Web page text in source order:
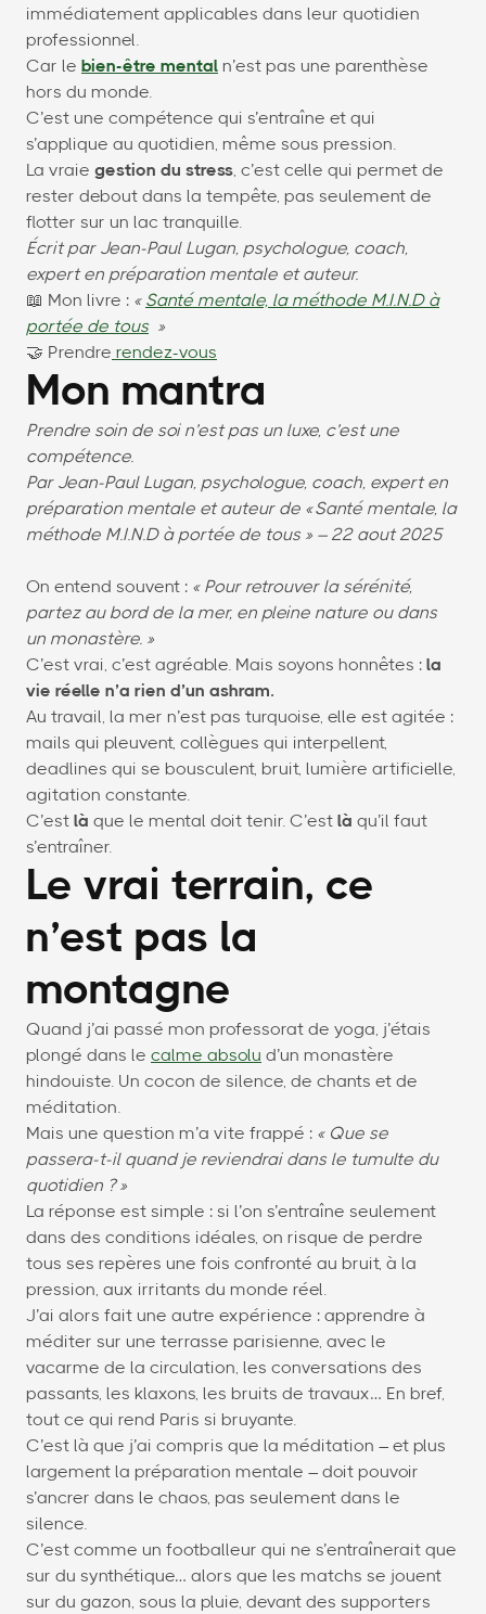
immédiatement applicables dans leur quotidien
professionnel.
Car le bien-être mental n’est pas une parenthèse
hors du monde.
C’est une compétence qui s’entraîne et qui
s’applique au quotidien, même sous pression.
La vraie gestion du stress, c’est celle qui permet de
rester debout dans la tempête, pas seulement de
flotter sur un lac tranquille.
Écrit par Jean-Paul Lugan, psychologue, coach,
expert en préparation mentale et auteur.
📖 Mon livre : « Santé mentale, la méthode M.I.N.D à
portée de tous»
🤝 Prendre rendez-vous
Mon mantra
Prendre soin de soi n’est pas un luxe, c’est une
compétence.
Par Jean-Paul Lugan, psychologue, coach, expert en
préparation mentale et auteur de « Santé mentale, la
méthode M.I.N.D à portée de tous » – 22 aout 2025
On entend souvent : « Pour retrouver la sérénité,
partez au bord de la mer, en pleine nature ou dans
un monastère. »
C’est vrai, c’est agréable. Mais soyons honnêtes : la
vie réelle n’a rien d’un ashram.
Au travail, la mer n’est pas turquoise, elle est agitée :
mails qui pleuvent, collègues qui interpellent,
deadlines qui se bousculent, bruit, lumière artificielle,
agitation constante.
C’est là que le mental doit tenir. C’est là qu’il faut
s’entraîner.
Le vrai terrain, ce
n’est pas la
montagne
Quand j’ai passé mon professorat de yoga, j’étais
plongé dans le calme absolu d’un monastère
hindouiste. Un cocon de silence, de chants et de
méditation.
Mais une question m’a vite frappé : « Que se
passera-t-il quand je reviendrai dans le tumulte du
quotidien ? »
La réponse est simple : si l’on s’entraîne seulement
dans des conditions idéales, on risque de perdre
tous ses repères une fois confronté au bruit, à la
pression, aux irritants du monde réel.
J’ai alors fait une autre expérience : apprendre à
méditer sur une terrasse parisienne, avec le
vacarme de la circulation, les conversations des
passants, les klaxons, les bruits de travaux… En bref,
tout ce qui rend Paris si bruyante.
C’est là que j’ai compris que la méditation – et plus
largement la préparation mentale – doit pouvoir
s’ancrer dans le chaos, pas seulement dans le
silence.
C’est comme un footballeur qui ne s’entraînerait que
sur du synthétique… alors que les matchs se jouent
sur du gazon, sous la pluie, devant des supporters